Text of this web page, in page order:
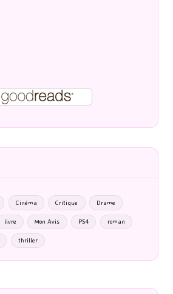
Cinéma Critique Drame
livre Mon Avis PS4 roman
thriller